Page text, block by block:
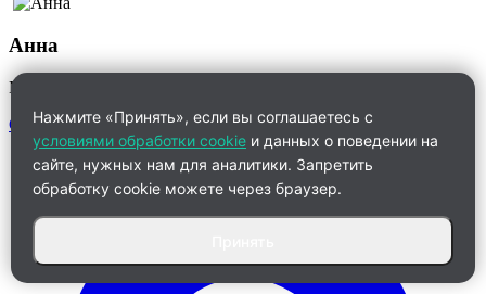
Анна
Менеджер по работе с клиентами
Связаться
Нажмите «Принять», если вы соглашаетесь с
условиями обработки cookie и данных о поведении на
сайте, нужных нам для аналитики. Запретить
обработку cookie можете через браузер.